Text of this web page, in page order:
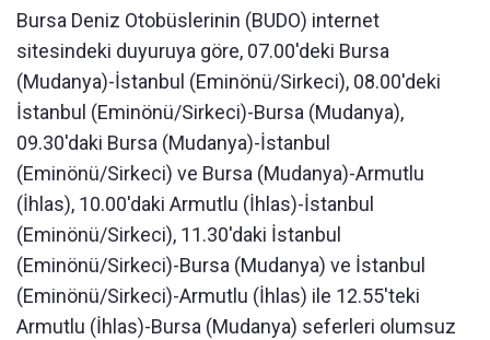
Bursa Deniz Otobüslerinin (BUDO) internet
sitesindeki duyuruya göre, 07.00'deki Bursa
(Mudanya)-İstanbul (Eminönü/Sirkeci), 08.00'deki
İstanbul (Eminönü/Sirkeci)-Bursa (Mudanya),
09.30'daki Bursa (Mudanya)-İstanbul
(Eminönü/Sirkeci) ve Bursa (Mudanya)-Armutlu
(İhlas), 10.00'daki Armutlu (İhlas)-İstanbul
(Eminönü/Sirkeci), 11.30'daki İstanbul
(Eminönü/Sirkeci)-Bursa (Mudanya) ve İstanbul
(Eminönü/Sirkeci)-Armutlu (İhlas) ile 12.55'teki
Armutlu (İhlas)-Bursa (Mudanya) seferleri olumsuz